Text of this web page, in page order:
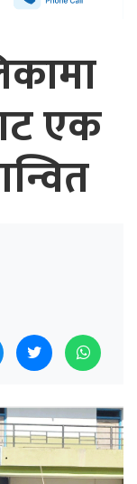
एक